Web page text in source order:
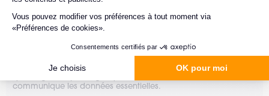
Proglove
Lecteur code-barres mains-libres
Mark Basic
1 configuration possible.
MARK Display, de la taille d'une boîte d'allumettes, ne pèse
communique les données essentielles.